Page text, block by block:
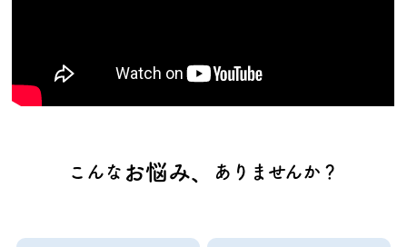
こんな お悩み、 ありませんか？